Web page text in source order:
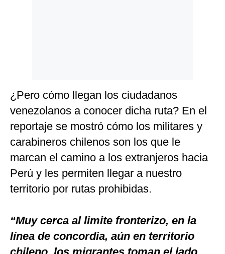
¿Pero cómo llegan los ciudadanos
venezolanos a conocer dicha ruta? En el
reportaje se mostró cómo los militares y
carabineros chilenos son los que le
marcan el camino a los extranjeros hacia
Perú y les permiten llegar a nuestro
territorio por rutas prohibidas.
“Muy cerca al limite fronterizo, en la
línea de concordia, aún en territorio